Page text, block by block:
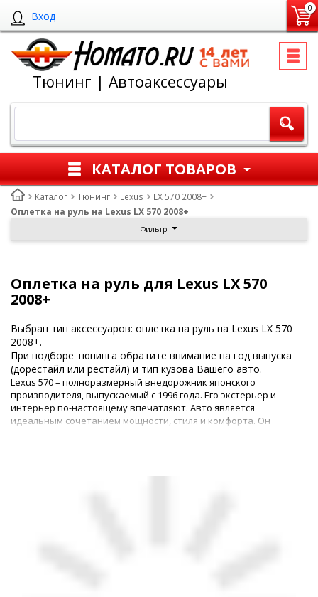
Вход
0
Тюнинг | Автоаксессуары
КАТАЛОГ ТОВАРОВ
Каталог Тюнинг Lexus
LX 570 2008+
Оплетка на руль на Lexus LX 570 2008+
Фильтр
Оплетка на руль для Lexus LX 570
2008+
Выбран тип аксессуаров: оплетка на руль на Lexus LX 570
2008+.
При подборе тюнинга обратите внимание на год выпуска
(дорестайл или рестайл) и тип кузова Вашего авто.
Lexus 570 – полноразмерный внедорожник японского
производителя, выпускаемый с 1996 года. Его экстерьер и
интерьер по-настоящему впечатляют. Авто является
идеальным сочетанием мощности, стиля и комфорта. Он